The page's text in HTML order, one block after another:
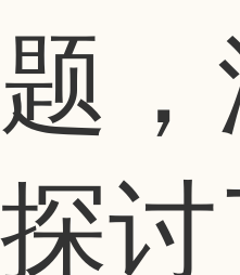
题，
探讨